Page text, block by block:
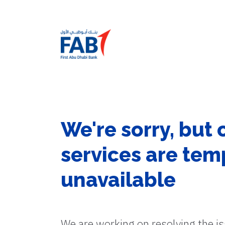
We're sorry, but
services are
unavailable